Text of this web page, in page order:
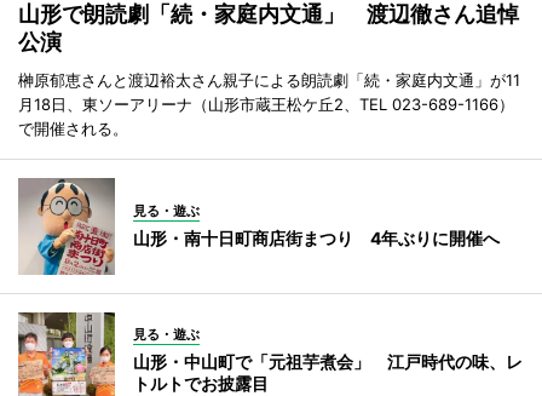
山形で朗読劇「続・家庭内文通」 渡辺徹さん追悼
公演
榊原郁恵さんと渡辺裕太さん親子による朗読劇「続・家庭内文通」が11
月18日、東ソーアリーナ（山形市蔵王松ケ丘2、TEL 023-689-1166）
で開催される。
見る・遊ぶ
山形・南十日町商店街まつり 4年ぶりに開催へ
見る・遊ぶ
山形・中山町で「元祖芋煮会」 江戸時代の味、レ
トルトでお披露目